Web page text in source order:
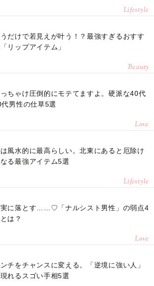
Lifestyle
だけで若見えが叶う！？最強すぎるおすす
リップアイテム」
Beauty
ちゃけ圧倒的にモテてますよ。硬派な40代
男性の仕草5選
Love
風水的に最高らしい。北東にあると厄除け
る最強アイテム5選
Lifestyle
に落とす……♡「ナルシスト男性」の弱点4
は？
Love
チをチャンスに変える。「逆境に強い人」
れるスゴい手相5選